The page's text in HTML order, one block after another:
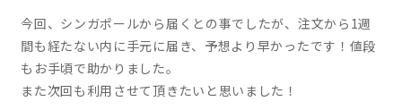
今回、シンガポールから届くとの事でしたが、注文から1週
間も経たない内に手元に届き、予想より早かったです！値段
もお手頃で助かりました。
また次回も利用させて頂きたいと思いました！